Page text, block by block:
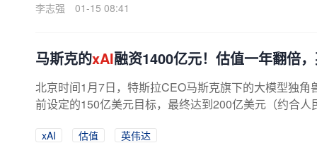
李志强
01-15 08:41
马斯克的xAI融资1400亿元！估值一年翻倍
北京时间1月7日，特斯拉CEO马斯克旗下的大模型独角
前设定的150亿美元目标，最终达到200亿美元（约合
xAI 估值
英伟达